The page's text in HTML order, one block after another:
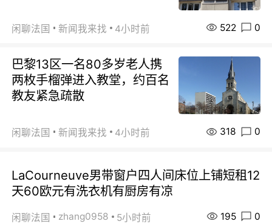
闲聊法国 新闻我来找 4小时前 522 0
巴黎13区一名80多岁老人携
两枚手榴弹进入教堂，约百名
教友紧急疏散
闲聊法国 新闻我来找 4小时前 318 0
LaCourneuve男带窗户四人间床位上铺短租12
天60欧元有洗衣机有厨房有凉
闲聊法国 zhang0958 5小时前 195 0